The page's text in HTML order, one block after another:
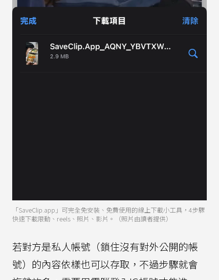
「SaveClip.app」可完全免安裝、免費使用的線上下載小工具，4步驟
快速下載限動、reels、照片、影片。（照片由讀者提供）
若對方是私人帳號（鎖住沒有對外公開的帳
號）的內容依樣也可以存取，不過步驟就會